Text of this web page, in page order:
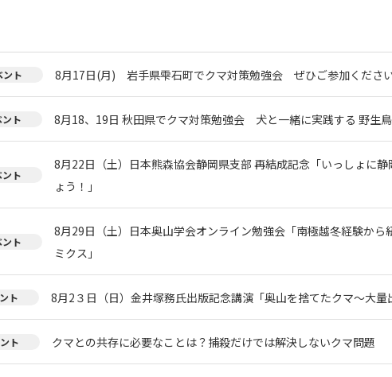
ント 8月17日(月) 岩手県雫石町でクマ対策勉強会 ぜひご参加くださ
ント 8月18、19日 秋田県でクマ対策勉強会 犬と一緒に実践する 野生
ント
8月22日（土）日本熊森協会静岡県支部 再結成記念「いっしょに静
ょう！」
ント
8月29日（土）日本奥山学会オンライン勉強会「南極越冬経験から
ミクス」
ト 8月2３日（日）金井塚務氏出版記念講演「奥山を捨てたクマ～大量
ト クマとの共存に必要なことは？捕殺だけでは解決しないクマ問題